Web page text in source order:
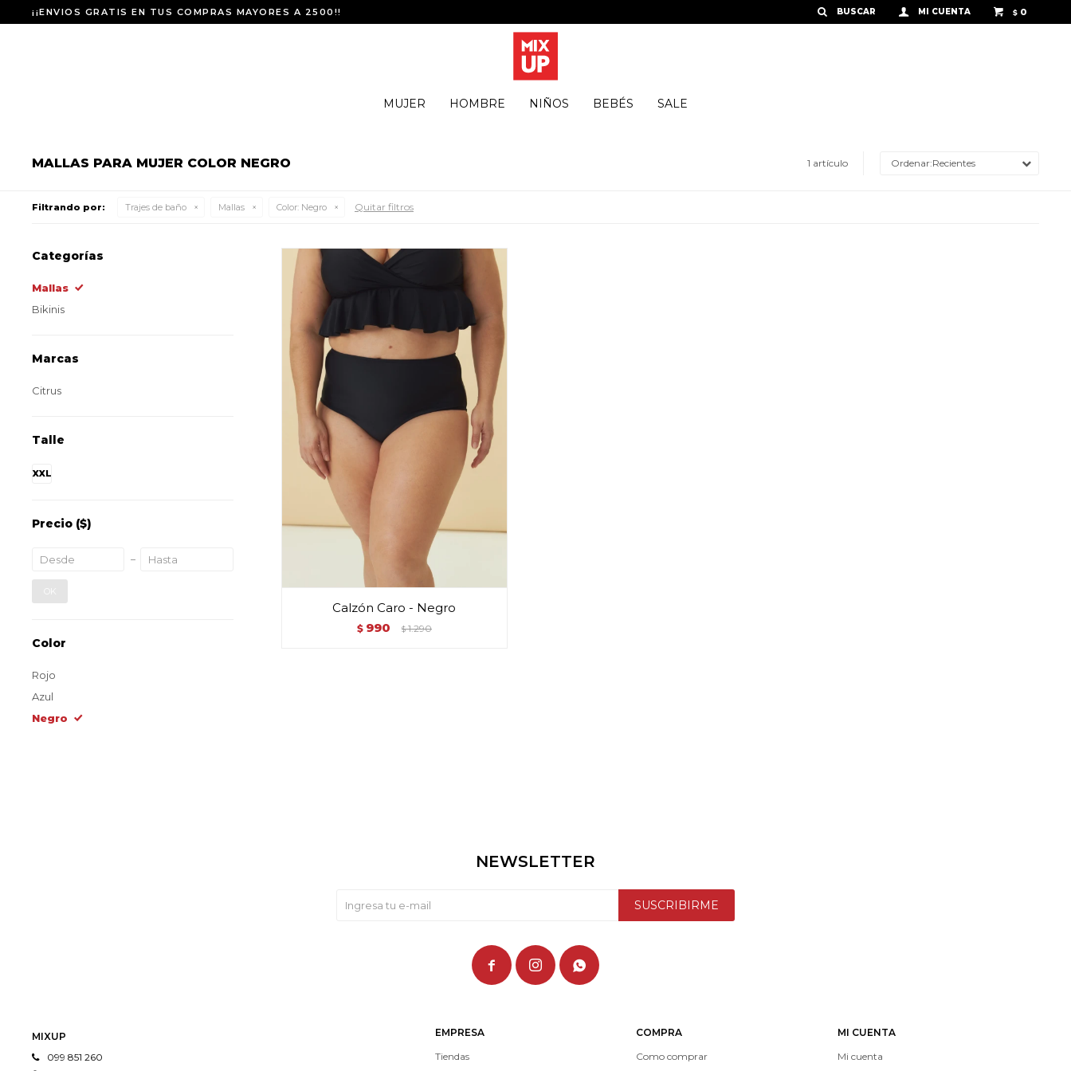
MUJER HOMBRE NIÑOS BEBÉS SALE
$ 0
¡¡ENVIOS GRATIS EN TUS COMPRAS MAYORES A 2500!!
MALLAS PARA MUJER COLOR NEGRO 1 artículo Recientes
Filtrando por: Trajes de baño Mallas Color: Negro Quitar filtros
Calzón Caro - Negro
$ 990 $ 1.290
Categorías
Mallas
Bikinis
Marcas
Citrus
Talle
XXL
Precio ($)
OK
Color
Rojo
Azul
Negro
MIXUP
099 851 260
EMPRESA
Tiendas
COMPRA
Como comprar
MI CUENTA
Mi cuenta
NEWSLETTER
SUSCRIBIRME
  